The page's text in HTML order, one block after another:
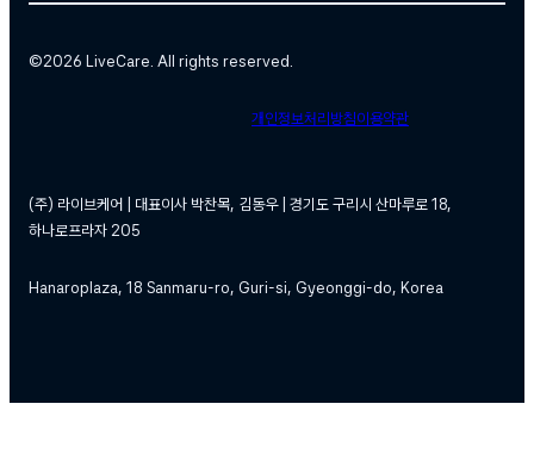
©2026 LiveCare. All rights reserved.
개인정보처리방침이용약관
(주) 라이브케어 | 대표이사 박찬목, 김동우 | 경기도 구리시 산마루로 18,
하나로프라자 205
Hanaroplaza, 18 Sanmaru-ro, Guri-si, Gyeonggi-do, Korea